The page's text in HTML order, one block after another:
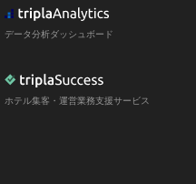
データ分析ダッシュボード
ホテル集客・運営業務支援サービス